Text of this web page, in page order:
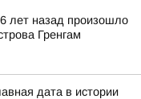
лет назад произошло
Гренгам
дата в истории